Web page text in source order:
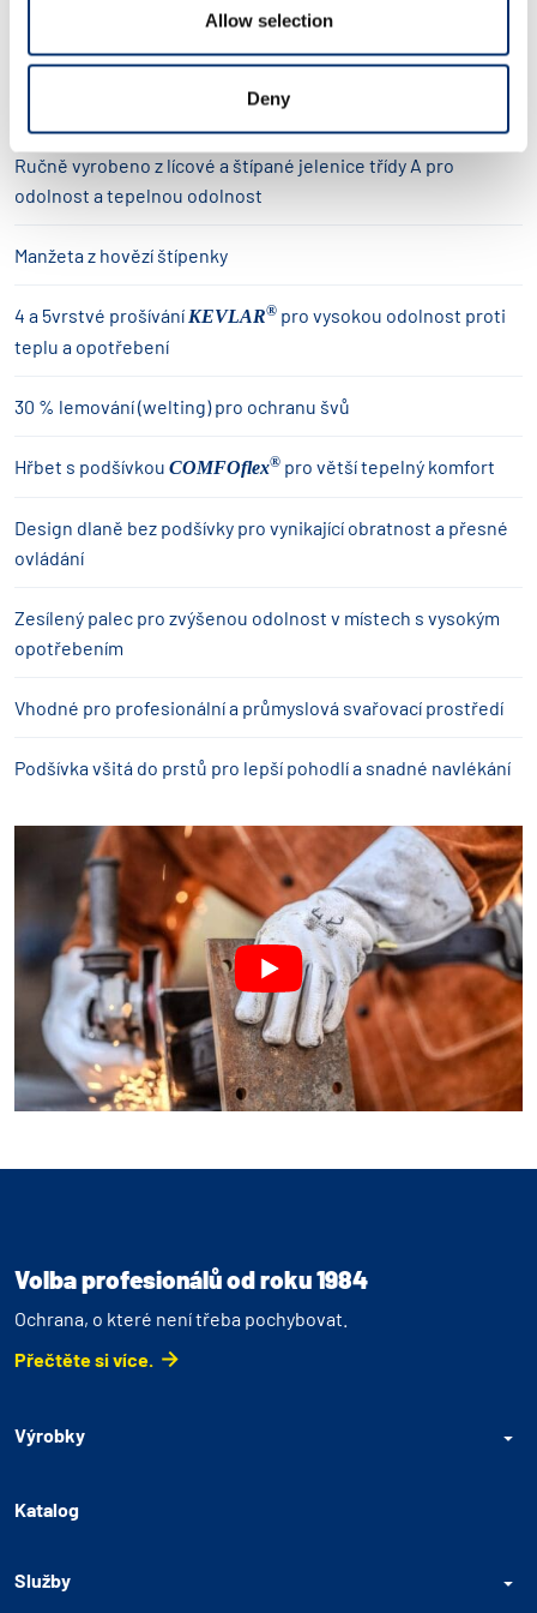
Allow selection
Deny
Určeno pro svařování MIG/MAG a MMA
Ručně vyrobeno z lícové a štípané jelenice třídy A pro
odolnost a tepelnou odolnost
Manžeta z hovězí štípenky
4 a 5vrstvé prošívání KEVLAR® pro vysokou odolnost proti
teplu a opotřebení
30 % lemování (welting) pro ochranu švů
Hřbet s podšívkou COMFOflex® pro větší tepelný komfort
Design dlaně bez podšívky pro vynikající obratnost a přesné
ovládání
Zesílený palec pro zvýšenou odolnost v místech s vysokým
opotřebením
Vhodné pro profesionální a průmyslová svařovací prostředí
Podšívka všitá do prstů pro lepší pohodlí a snadné navlékání
Volba profesionálů od roku 1984
Ochrana, o které není třeba pochybovat.
Přečtěte si více.
Výrobky
Katalog
Služby